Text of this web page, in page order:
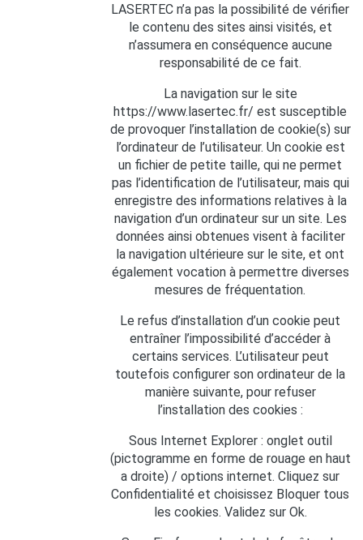
LASERTEC n’a pas la possibilité de vérifier
le contenu des sites ainsi visités, et
n’assumera en conséquence aucune
responsabilité de ce fait.
La navigation sur le site
https://www.lasertec.fr/ est susceptible
de provoquer l’installation de cookie(s) sur
l’ordinateur de l’utilisateur. Un cookie est
un fichier de petite taille, qui ne permet
pas l’identification de l’utilisateur, mais qui
enregistre des informations relatives à la
navigation d’un ordinateur sur un site. Les
données ainsi obtenues visent à faciliter
la navigation ultérieure sur le site, et ont
également vocation à permettre diverses
mesures de fréquentation.
Le refus d’installation d’un cookie peut
entraîner l’impossibilité d’accéder à
certains services. L’utilisateur peut
toutefois configurer son ordinateur de la
manière suivante, pour refuser
l’installation des cookies :
Sous Internet Explorer : onglet outil
(pictogramme en forme de rouage en haut
a droite) / options internet. Cliquez sur
Confidentialité et choisissez Bloquer tous
les cookies. Validez sur Ok.